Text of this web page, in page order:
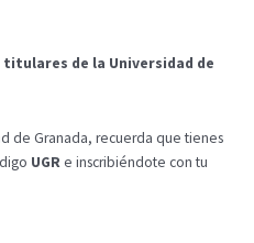
de la Universidad de
de Granada, recuerda que tienes
UGRe inscribiéndote con tu